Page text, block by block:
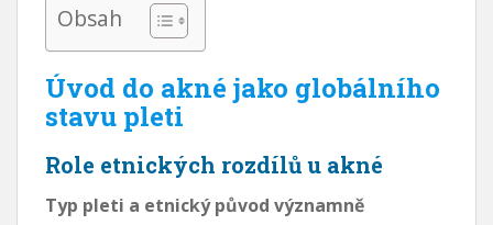
Obsah
Úvod do akné jako globálního
stavu pleti
Role etnických rozdílů u akné
Typ pleti a etnický původ významně